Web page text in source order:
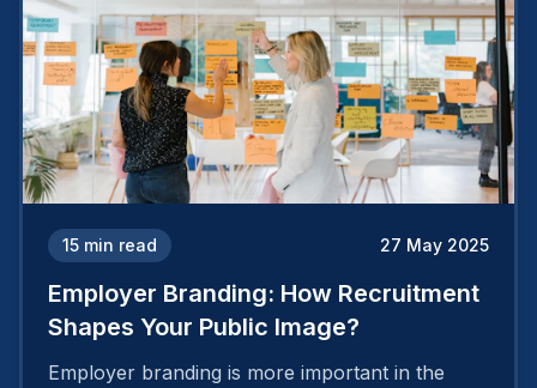
15 min read 27 May 2025
Employer Branding: How Recruitment
Shapes Your Public Image?
Employer branding is more important in the